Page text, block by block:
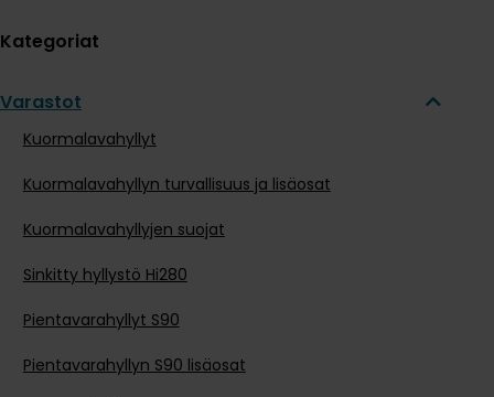
Kategoriat
Varastot
Kuormalavahyllyt
Kuormalavahyllyn turvallisuus ja lisäosat
Kuormalavahyllyjen suojat
Sinkitty hyllystö Hi280
Pientavarahyllyt S90
Pientavarahyllyn S90 lisäosat